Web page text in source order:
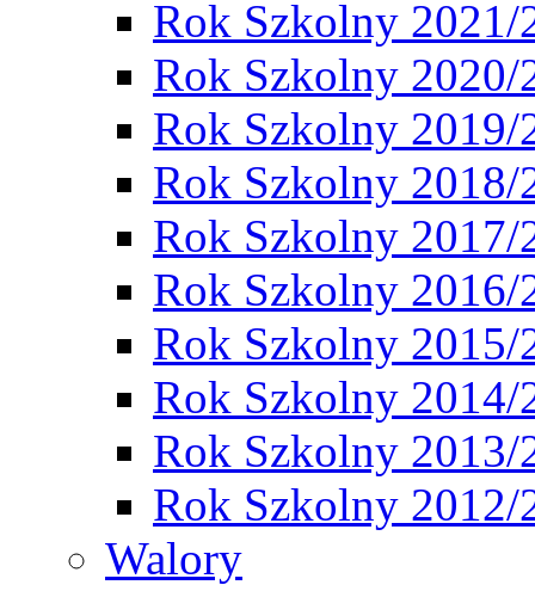
Rok Szkolny 2021/
Rok Szkolny 2020/
Rok Szkolny 2019/
Rok Szkolny 2018/
Rok Szkolny 2017/
Rok Szkolny 2016/
Rok Szkolny 2015/
Rok Szkolny 2014/
Rok Szkolny 2013/
Rok Szkolny 2012/
Walory